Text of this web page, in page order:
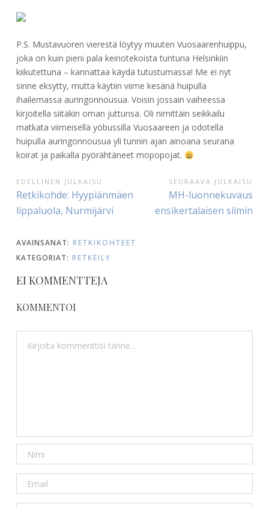
P.S. Mustavuoren vierestä löytyy muuten Vuosaarenhuippu,
joka on kuin pieni pala keinotekoista tunturia Helsinkiin
kiikutettuna – kannattaa käydä tutustumassa! Me ei nyt
sinne eksytty, mutta käytiin viime kesänä huipulla
ihailemassa auringonnousua. Voisin jossain vaiheessa
kirjoitella siitäkin oman juttunsa. Oli nimittäin seikkailu
matkata viimeisellä yöbussilla Vuosaareen ja odotella
huipulla auringonnousua yli tunnin ajan ainoana seurana
koirat ja paikalla pyörähtäneet mopopojat.
ARTIKKELIEN
SELAUS
EDELLINEN JULKAISU
Edellinen
julkaisu:
Retkikohde: Hyypiänmäen
lippaluola, Nurmijärvi
SEURAAVA JULKAISU
Seuraava
julkaisu:
MH-luonnekuvaus
ensikertalaisen silmin
AVAINSANAT: RETKIKOHTEET
KATEGORIAT: RETKEILY
EI KOMMENTTEJA
KOMMENTOI